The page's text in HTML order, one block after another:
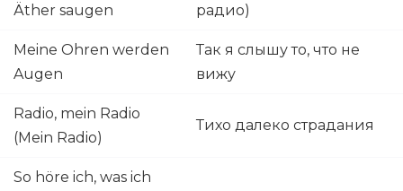
Äther saugen
радио)
Meine Ohren werden
Augen
Так я слышу то, что не
вижу
Radio, mein Radio
(Mein Radio)
Тихо далеко страдания
So höre ich, was ich